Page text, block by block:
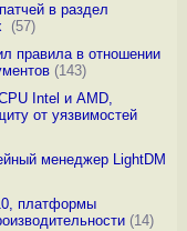
в раздел
(57)
правила в отношении
(143)
Intel и AMD,
от уязвимостей
менеджер LightDM
платформы
(14)